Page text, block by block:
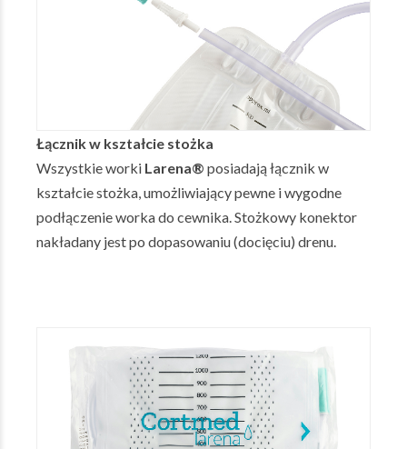
Łącznik w kształcie stożka
Wszystkie worki Larena® posiadają łącznik w
kształcie stożka, umożliwiający pewne i wygodne
podłączenie worka do cewnika. Stożkowy konektor
nakładany jest po dopasowaniu (docięciu) drenu.